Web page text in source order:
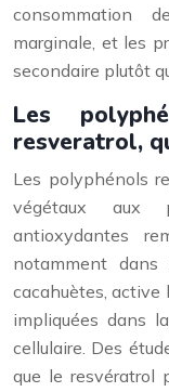
consommation
marginale, et les
secondaire plutôt
Les
resveratrol,
Les polyphénols
végétaux aux
antioxydantes
notamment
cacahuètes, active
impliquées dans
cellulaire. Des
que le resvératrol